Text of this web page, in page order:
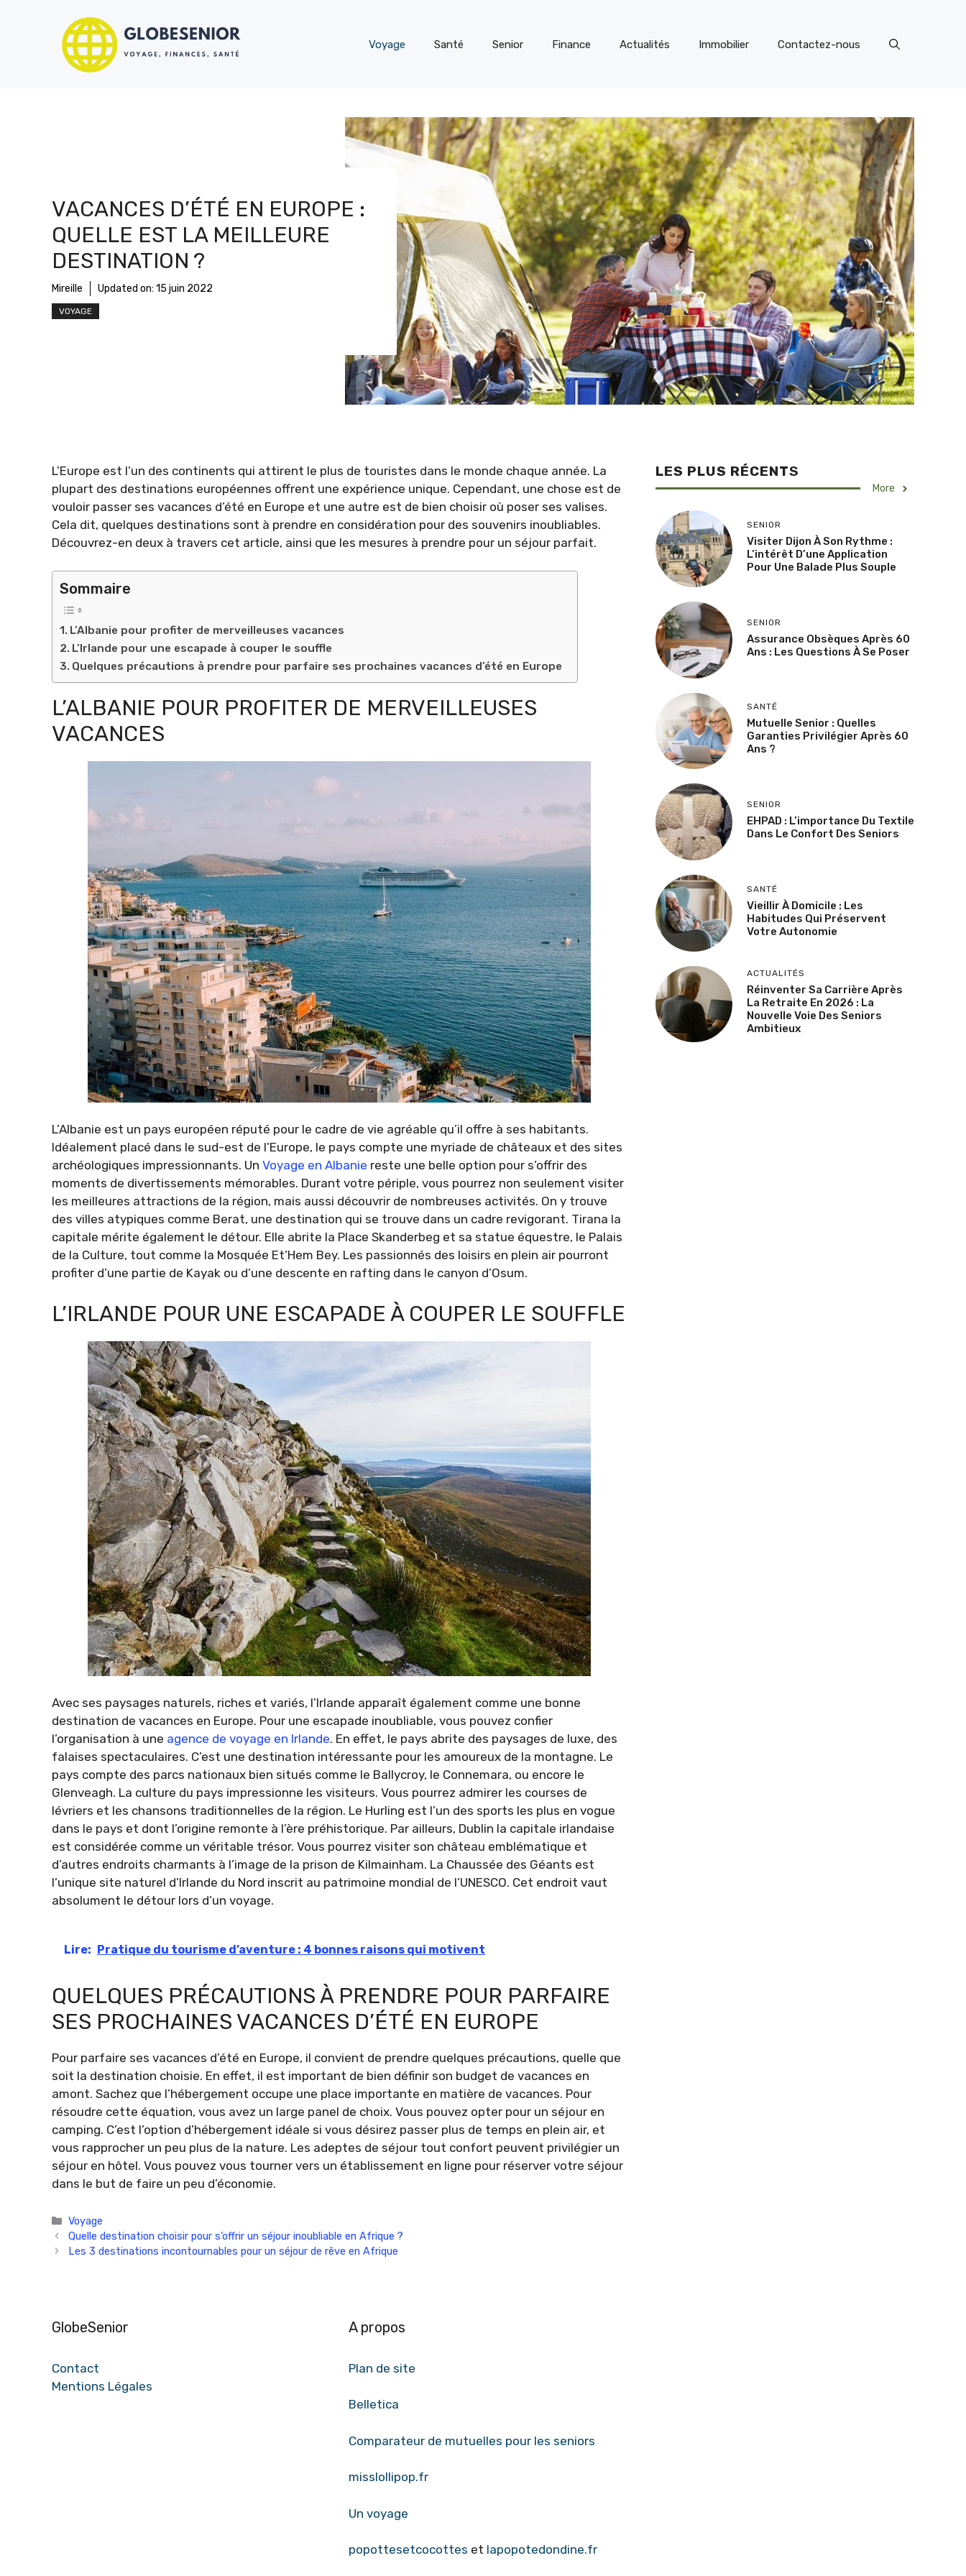
Voyage Santé Senior Finance Actualités Immobilier Contactez-nous
VACANCES D’ÉTÉ EN EUROPE :
QUELLE EST LA MEILLEURE
DESTINATION ?
Mireille Updated on: 15 juin 2022
VOYAGE
L’Europe est l’un des continents qui attirent le plus de touristes dans le monde chaque année. La
plupart des destinations européennes offrent une expérience unique. Cependant, une chose est de
vouloir passer ses vacances d’été en Europe et une autre est de bien choisir où poser ses valises.
Cela dit, quelques destinations sont à prendre en considération pour des souvenirs inoubliables.
Découvrez-en deux à travers cet article, ainsi que les mesures à prendre pour un séjour parfait.
Sommaire
L’Albanie pour profiter de merveilleuses vacances
L’Irlande pour une escapade à couper le souffle
Quelques précautions à prendre pour parfaire ses prochaines vacances d’été en Europe
L’ALBANIE POUR PROFITER DE MERVEILLEUSES
VACANCES
L’Albanie est un pays européen réputé pour le cadre de vie agréable qu’il offre à ses habitants.
Idéalement placé dans le sud-est de l’Europe, le pays compte une myriade de châteaux et des sites
archéologiques impressionnants. Un Voyage en Albanie reste une belle option pour s’offrir des
moments de divertissements mémorables. Durant votre périple, vous pourrez non seulement visiter
les meilleures attractions de la région, mais aussi découvrir de nombreuses activités. On y trouve
des villes atypiques comme Berat, une destination qui se trouve dans un cadre revigorant. Tirana la
capitale mérite également le détour. Elle abrite la Place Skanderbeg et sa statue équestre, le Palais
de la Culture, tout comme la Mosquée Et’Hem Bey. Les passionnés des loisirs en plein air pourront
profiter d’une partie de Kayak ou d’une descente en rafting dans le canyon d’Osum.
L’IRLANDE POUR UNE ESCAPADE À COUPER LE SOUFFLE
Avec ses paysages naturels, riches et variés, l’Irlande apparaît également comme une bonne
destination de vacances en Europe. Pour une escapade inoubliable, vous pouvez confier
l’organisation à une agence de voyage en Irlande. En effet, le pays abrite des paysages de luxe, des
falaises spectaculaires. C’est une destination intéressante pour les amoureux de la montagne. Le
pays compte des parcs nationaux bien situés comme le Ballycroy, le Connemara, ou encore le
Glenveagh. La culture du pays impressionne les visiteurs. Vous pourrez admirer les courses de
lévriers et les chansons traditionnelles de la région. Le Hurling est l’un des sports les plus en vogue
dans le pays et dont l’origine remonte à l’ère préhistorique. Par ailleurs, Dublin la capitale irlandaise
est considérée comme un véritable trésor. Vous pourrez visiter son château emblématique et
d’autres endroits charmants à l’image de la prison de Kilmainham. La Chaussée des Géants est
l’unique site naturel d’Irlande du Nord inscrit au patrimoine mondial de l’UNESCO. Cet endroit vaut
absolument le détour lors d’un voyage.
Lire: Pratique du tourisme d’aventure : 4 bonnes raisons qui motivent
QUELQUES PRÉCAUTIONS À PRENDRE POUR PARFAIRE
SES PROCHAINES VACANCES D’ÉTÉ EN EUROPE
Pour parfaire ses vacances d’été en Europe, il convient de prendre quelques précautions, quelle que
soit la destination choisie. En effet, il est important de bien définir son budget de vacances en
amont. Sachez que l’hébergement occupe une place importante en matière de vacances. Pour
résoudre cette équation, vous avez un large panel de choix. Vous pouvez opter pour un séjour en
camping. C’est l’option d’hébergement idéale si vous désirez passer plus de temps en plein air, et
vous rapprocher un peu plus de la nature. Les adeptes de séjour tout confort peuvent privilégier un
séjour en hôtel. Vous pouvez vous tourner vers un établissement en ligne pour réserver votre séjour
dans le but de faire un peu d’économie.
Catégories
Voyage
Quelle destination choisir pour s’offrir un séjour inoubliable en Afrique ?
Les 3 destinations incontournables pour un séjour de rêve en Afrique
LES PLUS RÉCENTS
More
SENIOR
Visiter Dijon À Son Rythme :
L’intérêt D’une Application
Pour Une Balade Plus Souple
SENIOR
Assurance Obsèques Après 60
Ans : Les Questions À Se Poser
SANTÉ
Mutuelle Senior : Quelles
Garanties Privilégier Après 60
Ans ?
SENIOR
EHPAD : L’importance Du Textile
Dans Le Confort Des Seniors
SANTÉ
Vieillir À Domicile : Les
Habitudes Qui Préservent
Votre Autonomie
ACTUALITÉS
Réinventer Sa Carrière Après
La Retraite En 2026 : La
Nouvelle Voie Des Seniors
Ambitieux
GlobeSenior
Contact
Mentions Légales
A propos
Plan de site
Belletica
Comparateur de mutuelles pour les seniors
misslollipop.fr
Un voyage
popottesetcocottes et lapopotedondine.fr